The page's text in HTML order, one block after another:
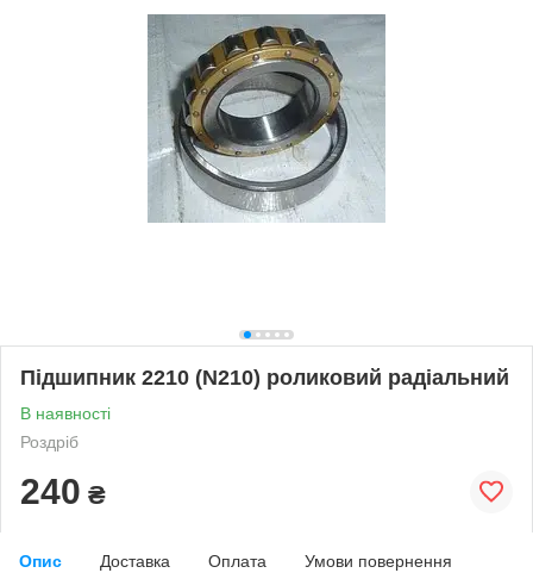
Підшипник 2210 (N210) роликовий радіальний
В наявності
Роздріб
240 ₴
Опис Доставка Оплата Умови повернення